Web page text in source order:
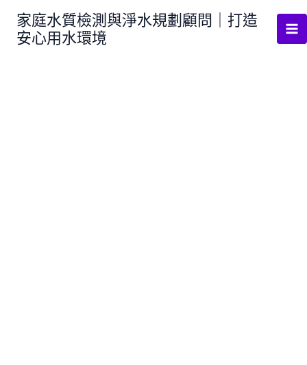
家庭水質檢測與淨水規劃顧問｜打造
安心用水環境